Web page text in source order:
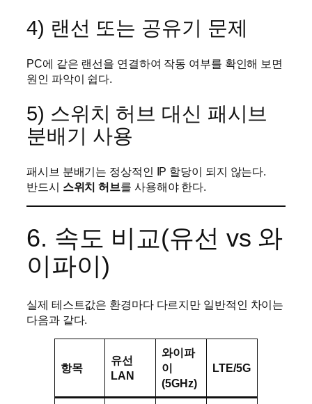
4) 랜선 또는 공유기 문제
PC에 같은 랜선을 연결하여 작동 여부를 확인해 보면
원인 파악이 쉽다.
5) 스위치 허브 대신 패시브
분배기 사용
패시브 분배기는 정상적인 IP 할당이 되지 않는다.
반드시 스위치 허브를 사용해야 한다.
6. 속도 비교(유선 vs 와
이파이)
실제 테스트값은 환경마다 다르지만 일반적인 차이는
다음과 같다.
항목
유선
LAN
와이파
이
(5GHz)
LTE/5G